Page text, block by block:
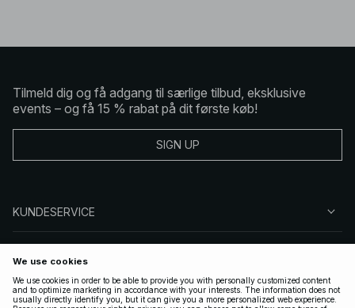
Tilmeld dig og få adgang til særlige tilbud, eksklusive
events – og få 15 % rabat på dit første køb!
SIGN UP
KUNDESERVICE
FØLG OS